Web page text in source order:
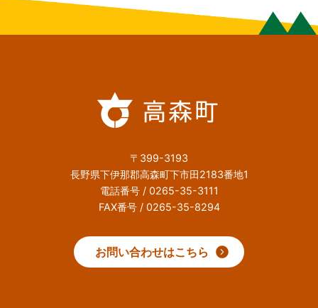
〒399-3193
長野県下伊那郡高森町下市田2183番地1
電話番号 / 0265-35-3111
FAX番号 / 0265-35-8294
お問い合わせはこちら